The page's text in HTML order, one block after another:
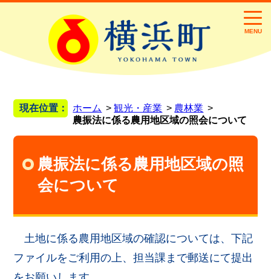
MENU
現在位置： ホーム 観光・産業
農林業
農振法に係る農用地区域の照会について
農振法に係る農用地区域の照
会について
土地に係る農用地区域の確認については、下記
ファイルをご利用の上、担当課まで郵送にて提出